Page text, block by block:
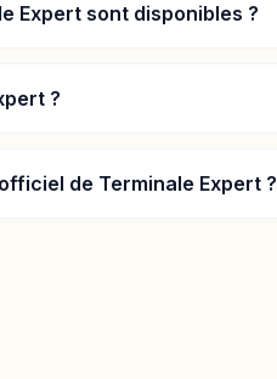
Expert sont disponibles ?
?
de Terminale Expert ?